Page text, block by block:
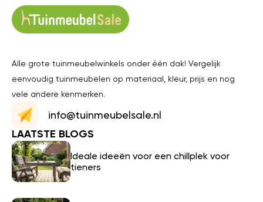
Alle grote tuinmeubelwinkels onder één dak! Vergelijk
eenvoudig tuinmeubelen op materiaal, kleur, prijs en nog
vele andere kenmerken.
info@tuinmeubelsale.nl
LAATSTE BLOGS
Ideale ideeën voor een chillplek voor
tieners